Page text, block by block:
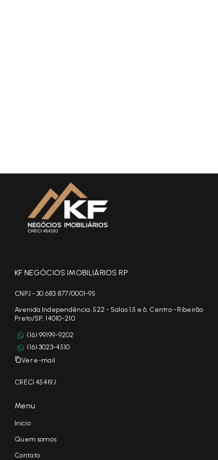
KF NEGÓCIOS IMOBILIÁRIOS RP
CNPJ - 30.683.877/0001-95
Avenida Independência, 522 - Salas 1,5 e 6, Centro - Ribeirão
Preto/SP, 14010-210
(16) 99199-9202
(16) 3023-4510
Ver e-mail
CRECI 45419J
Menu
Início
Quem somos
Contato